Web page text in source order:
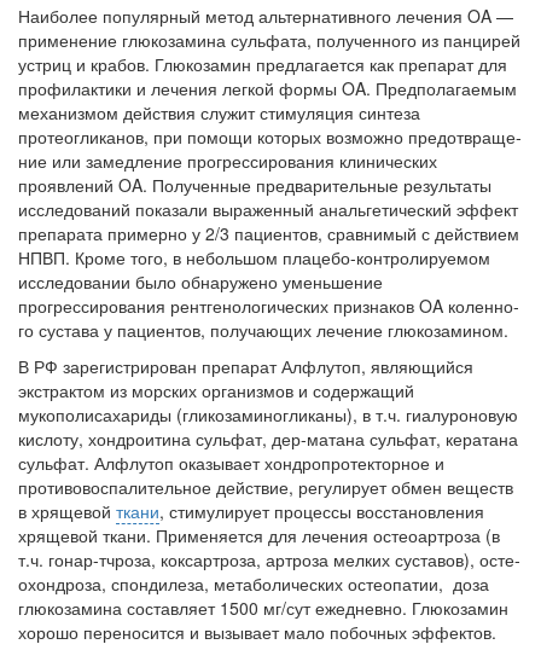
работников в
ближайшие годы. Она
заявила об этом на
встрече с журналистами ведущих...
Местная анестезия развивает кардиотоксичность
Федеральная служба по
надзору в сфере
здравоохранения озвучила
тревожную статистику. Она
касаются увеличения риска
острой кардиотоксичности и
роста сопутствующих
осложнений от...
Закон о праве родителей находиться с детьми в
реанимации внесен в Госдуму
Соответствующий
законопроект внесен в
палату на
рассмотрение. Суть его
заключается в
нахождении одного из
родителей в
Наиболее популярный метод альтернатив­ного лечения OA —
применение глюкозамина сульфата, полученного из панцирей
устриц и крабов. Глюкозамин предлагается как препа­рат для
профилактики и лечения легкой формы OA. Предполагаемым
механизмом действия служит стимуляция синтеза
протеогликанов, при помощи которых возможно предотвраще­
ние или замедление прогрессирования клини­ческих
проявлений OA. Полученные предва­рительные результаты
исследований показали выраженный анальгетический эффект
препа­рата примерно у 2/3 пациентов, сравнимый с действием
НПВП. Кроме того, в небольшом плацебо-контролируемом
исследовании было обнаружено уменьшение
прогрессирования рентгенологических признаков OA коленно­
го сустава у пациентов, получающих лечение глюкозамином.
В РФ зарегистрирован препарат Алфлутоп, явля­ющийся
экстрактом из морских организмов и содер­жащий
мукополисахариды (гликозаминогликаны), в т.ч. гиалуроновую
кислоту, хондроитина сульфат, дер-матана сульфат, кератана
сульфат. Алфлутоп оказывает хондропротекторное и
противовоспалительное дей­ствие, регулирует обмен веществ
в хрящевой ткани, сти­мулирует процессы восстановления
хрящевой ткани. Применяется для лечения остеоартроза (в
т.ч. гонар-тчроза, коксартроза, артроза мелких суставов), осте­
охондроза, спондилеза, метаболических остеопатии, доза
глюкозамина составляет 1500 мг/сут ежедневно. Глюкозамин
хорошо переносится и вызывает мало побочных эффектов.